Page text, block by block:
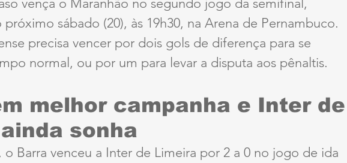
sábado (20), às 19h30, na Arena de Pernambuco.
precisa vencer por dois gols de diferença para se
normal, ou por um para levar a disputa aos pênaltis.
melhor campanha e Inter de
sonha
o Barra venceu a Inter de Limeira por 2 a 0 no jogo de ida